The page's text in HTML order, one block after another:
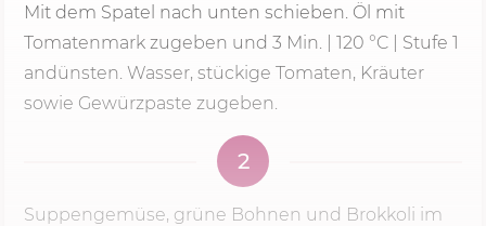
Mit dem Spatel nach unten schieben. Öl mit
Tomatenmark zugeben und 3 Min. 120 °C | Stufe 1
andünsten. Wasser, stückige Tomaten, Kräuter
sowie Gewürzpaste zugeben.
2
Suppengemüse, grüne Bohnen und Brokkoli im